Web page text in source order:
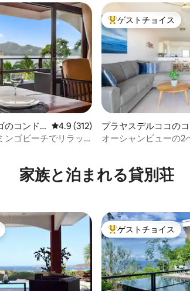
平均評価
のコンド
レビュー312件、5つ星中4.9つ星
4.9 (312)
ンゴビーチでリラッ
大好評のゲストチョイ
ゲストチョイス
プラヤスデルココのコ
ニアム
オーシャンビューの2
家族と泊まれる貸別荘
スです。 大好評のゲストチョ
ゲストチョイス